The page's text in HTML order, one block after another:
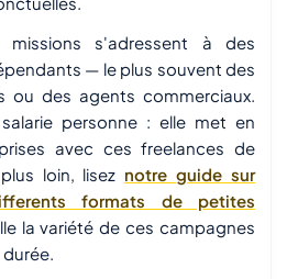
s'adressent à des
— le plus souvent des
ou des agents commerciaux.
personne : elle met en
avec ces freelances de
loin, lisez notre guide sur
formats de petites
la variété de ces campagnes